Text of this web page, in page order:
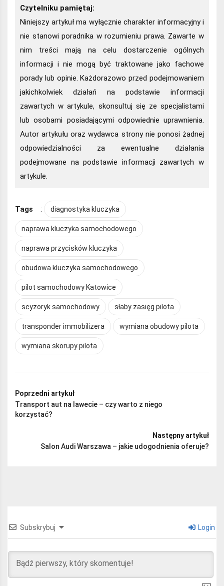
Czytelniku pamiętaj:
Niniejszy artykuł ma wyłącznie charakter informacyjny i
nie stanowi poradnika w rozumieniu prawa. Zawarte w
nim treści mają na celu dostarczenie ogólnych
informacji i nie mogą być traktowane jako fachowe
porady lub opinie. Każdorazowo przed podejmowaniem
jakichkolwiek działań na podstawie informacji
zawartych w artykule, skonsultuj się ze specjalistami
lub osobami posiadającymi odpowiednie uprawnienia.
Autor artykułu oraz wydawca strony nie ponosi żadnej
odpowiedzialności za ewentualne działania
podejmowane na podstawie informacji zawartych w
artykule.
Tags : diagnostyka kluczyka
naprawa kluczyka samochodowego
naprawa przycisków kluczyka
obudowa kluczyka samochodowego
pilot samochodowy Katowice
scyzoryk samochodowy słaby zasięg pilota
transponder immobilizera wymiana obudowy pilota
wymiana skorupy pilota
Poprzedni artykuł
Transport aut na lawecie – czy warto z niego
korzystać?
Następny artykuł
Salon Audi Warszawa – jakie udogodnienia oferuje?
Subskrybuj Login